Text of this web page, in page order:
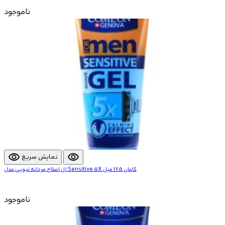
ناموجود
visibility نمایش سریع visibility
ژل اصلاح مردانه تیوپی مدل Sensitive 5X کامان 175 میل
ناموجود